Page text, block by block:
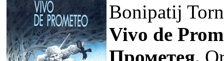
Bonipatij
Vivo de
Прометея.